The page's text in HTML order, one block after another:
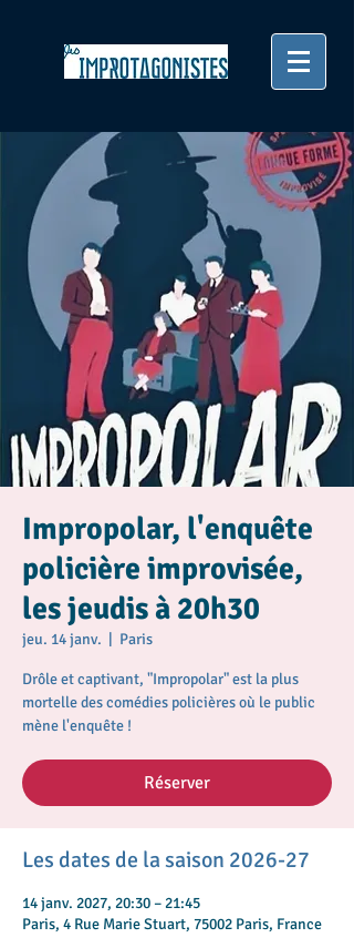
Impropolar, l'enquête
policière improvisée,
les jeudis à 20h30
jeu. 14 janv. Paris
Drôle et captivant, "Impropolar" est la plus
mortelle des comédies policières où le public
mène l'enquête !
Réserver
Les dates de la saison 2026-27
14 janv. 2027, 20:30 – 21:45
Paris, 4 Rue Marie Stuart, 75002 Paris, France